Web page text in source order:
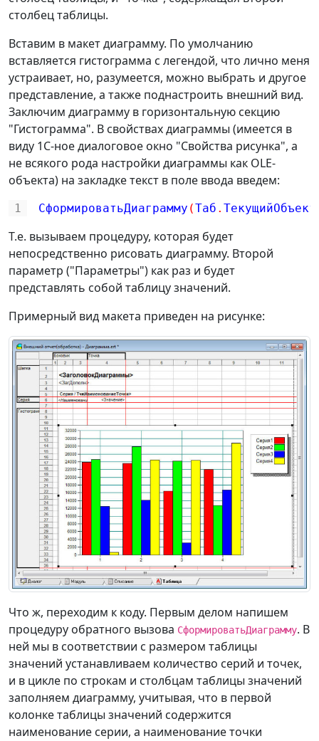
столбец таблицы.
Вставим в макет диаграмму. По умолчанию
вставляется гистограмма с легендой, что лично меня
устраивает, но, разумеется, можно выбрать и другое
представление, а также поднастроить внешний вид.
Заключим диаграмму в горизонтальную секцию
"Гистограмма". В свойствах диаграммы (имеется в
виду 1С-ное диалоговое окно "Свойства рисунка", а
не всякого рода настройки диаграммы как OLE-
объекта) на закладке текст в поле ввода введем:
1 СформироватьДиаграмму (Таб . ТекущийОбъект
Т.е. вызываем процедуру, которая будет
непосредственно рисовать диаграмму. Второй
параметр ("Параметры") как раз и будет
представлять собой таблицу значений.
Примерный вид макета приведен на рисунке:
Что ж, переходим к коду. Первым делом напишем
процедуру обратного вызова СформироватьДиаграмму. В
ней мы в соответствии с размером таблицы
значений устанавливаем количество серий и точек,
и в цикле по строкам и столбцам таблицы значений
заполняем диаграмму, учитывая, что в первой
колонке таблицы значений содержится
наименование серии, а наименование точки